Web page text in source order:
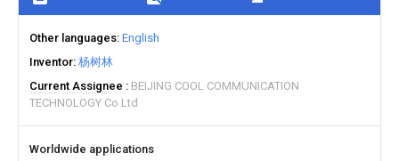
Other languages English
Inventor 杨树林
Current Assignee
BEIJING COOL COMMUNICATION
TECHNOLOGY Co Ltd
Worldwide applications